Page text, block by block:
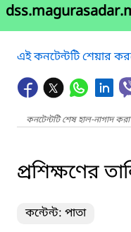
এই কনটেন্টটি শেয়ার
কনটেন্টটি শেষ হাল-নাগাদ
প্রশিক্ষণের
কন্টেন্ট: পাতা